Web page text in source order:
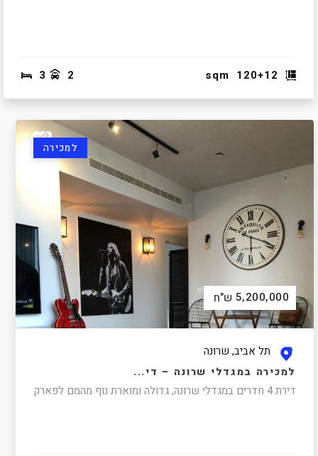
sqm 120+12
3 2
למכירה
5,200,000 ש"ח
תל אביב, שרונה
למכירה במגדלי שרונה – די...
דירת 4 חדרים במגדלי שרונה, גדולה ומוארת נוף מהמם לפארק